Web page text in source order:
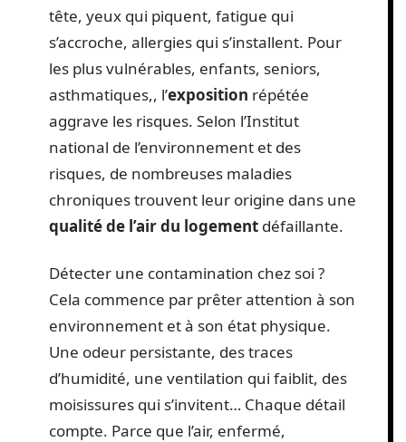
tête, yeux qui piquent, fatigue qui
s’accroche, allergies qui s’installent. Pour
les plus vulnérables, enfants, seniors,
asthmatiques,, l’exposition répétée
aggrave les risques. Selon l’Institut
national de l’environnement et des
risques, de nombreuses maladies
chroniques trouvent leur origine dans une
qualité de l’air du logement défaillante.
Détecter une contamination chez soi ?
Cela commence par prêter attention à son
environnement et à son état physique.
Une odeur persistante, des traces
d’humidité, une ventilation qui faiblit, des
moisissures qui s’invitent… Chaque détail
compte. Parce que l’air, enfermé,